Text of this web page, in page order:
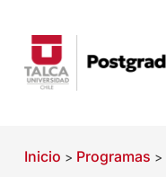
Inicio > Programas >